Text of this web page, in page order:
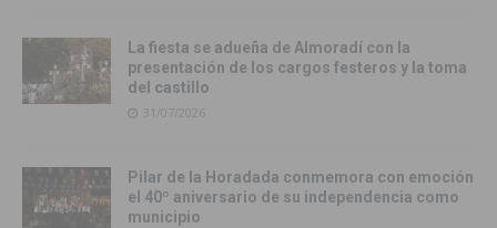
La fiesta se adueña de Almoradí con la
presentación de los cargos festeros y la toma
del castillo
31/07/2026
Pilar de la Horadada conmemora con emoción
el 40º aniversario de su independencia como
municipio